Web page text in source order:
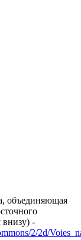
объединяющая
внизу) -
2/2d/